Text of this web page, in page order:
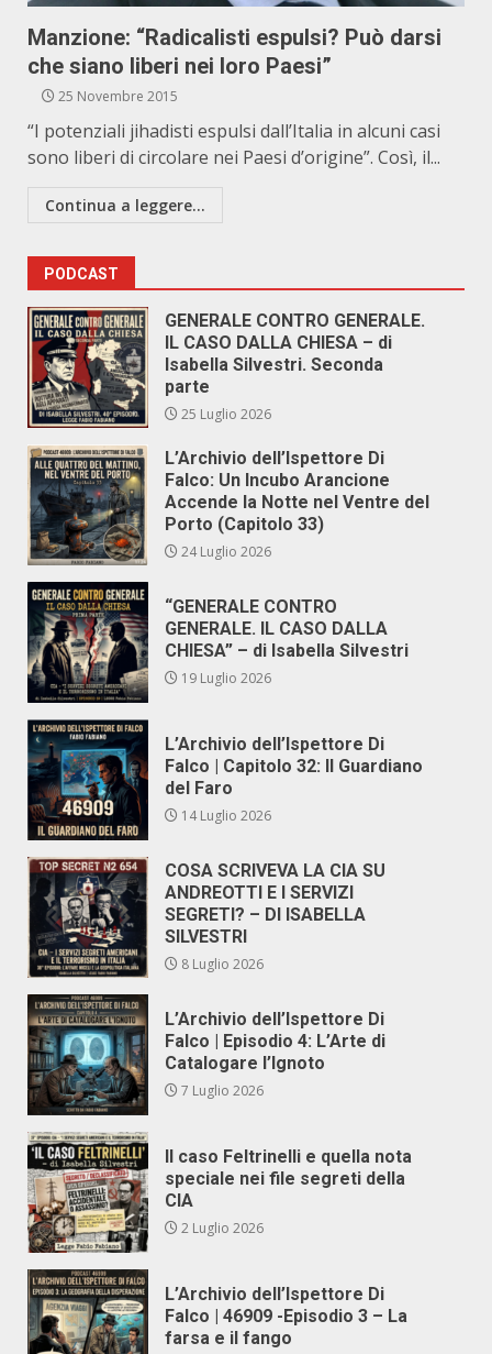
Manzione: “Radicalisti espulsi? Può darsi
che siano liberi nei loro Paesi”
25 Novembre 2015
“I potenziali jihadisti espulsi dall’Italia in alcuni casi
sono liberi di circolare nei Paesi d’origine”. Così, il...
Continua a leggere...
PODCAST
GENERALE CONTRO GENERALE.
IL CASO DALLA CHIESA – di
Isabella Silvestri. Seconda
parte
25 Luglio 2026
L’Archivio dell’Ispettore Di
Falco: Un Incubo Arancione
Accende la Notte nel Ventre del
Porto (Capitolo 33)
24 Luglio 2026
“GENERALE CONTRO
GENERALE. IL CASO DALLA
CHIESA” – di Isabella Silvestri
19 Luglio 2026
L’Archivio dell’Ispettore Di
Falco | Capitolo 32: Il Guardiano
del Faro
14 Luglio 2026
COSA SCRIVEVA LA CIA SU
ANDREOTTI E I SERVIZI
SEGRETI? – DI ISABELLA
SILVESTRI
8 Luglio 2026
L’Archivio dell’Ispettore Di
Falco | Episodio 4: L’Arte di
Catalogare l’Ignoto
7 Luglio 2026
Il caso Feltrinelli e quella nota
speciale nei file segreti della
CIA
2 Luglio 2026
L’Archivio dell’Ispettore Di
Falco | 46909 -Episodio 3 – La
farsa e il fango